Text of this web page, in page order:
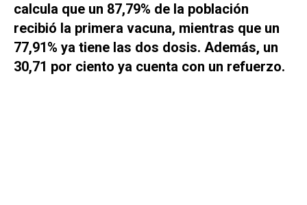
calcula que un 87,79% de la población
recibió la primera vacuna, mientras que un
77,91% ya tiene las dos dosis. Además, un
30,71 por ciento ya cuenta con un refuerzo.